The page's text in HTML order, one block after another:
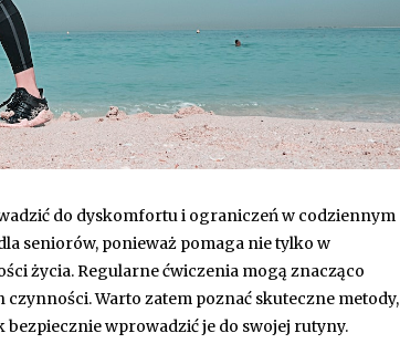
do dyskomfortu i ograniczeń w codziennym
seniorów, ponieważ pomaga nie tylko w
życia. Regularne ćwiczenia mogą znacząco
Warto zatem poznać skuteczne metody,
bezpiecznie wprowadzić je do swojej rutyny.